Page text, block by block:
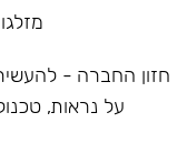
חזון החברה -
על נראות,